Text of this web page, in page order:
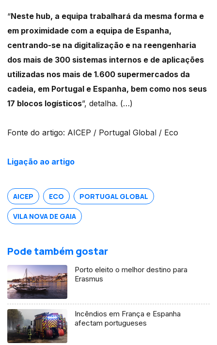
“Neste hub, a equipa trabalhará da mesma forma e
em proximidade com a equipa de Espanha,
centrando-se na digitalização e na reengenharia
dos mais de 300 sistemas internos e de aplicações
utilizadas nos mais de 1.600 supermercados da
cadeia, em Portugal e Espanha, bem como nos seus
17 blocos logísticos”, detalha. (…)
Fonte do artigo: AICEP / Portugal Global / Eco
Ligação ao artigo
AICEP ECO PORTUGAL GLOBAL
VILA NOVA DE GAIA
Pode também gostar
Porto eleito o melhor destino para
Erasmus
Incêndios em França e Espanha
afectam portugueses